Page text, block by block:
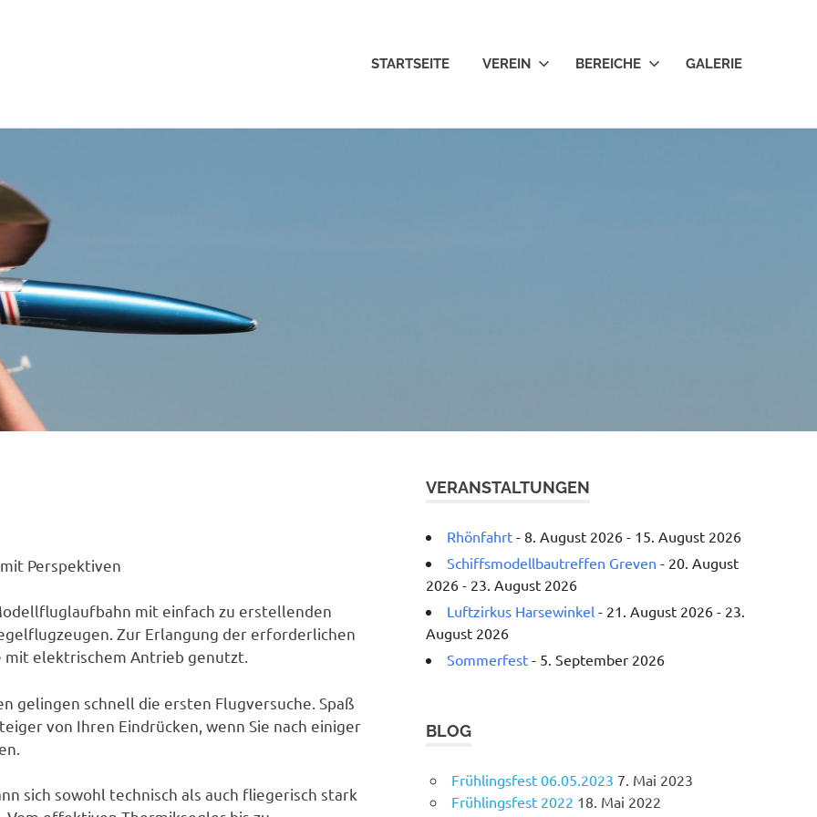
STARTSEITE VEREIN BEREICHE GALERIE
Perspektiven
mit einfach zu erstellenden
Zur Erlangung der erforderlichen
mit elektrischem Antrieb genutzt.
gelingen schnell die ersten Flugversuche. Spaß
von Ihren Eindrücken, wenn Sie nach einiger
sich sowohl technisch als auch fliegerisch stark
VERANSTALTUNGEN
Rhönfahrt - 8. August 2026 - 15. August 2026
Schiffsmodellbautreffen Greven - 20. August
2026 - 23. August 2026
Luftzirkus Harsewinkel - 21. August 2026 - 23.
August 2026
Sommerfest - 5. September 2026
BLOG
Frühlingsfest 06.05.2023 7. Mai 2023
Frühlingsfest 2022 18. Mai 2022